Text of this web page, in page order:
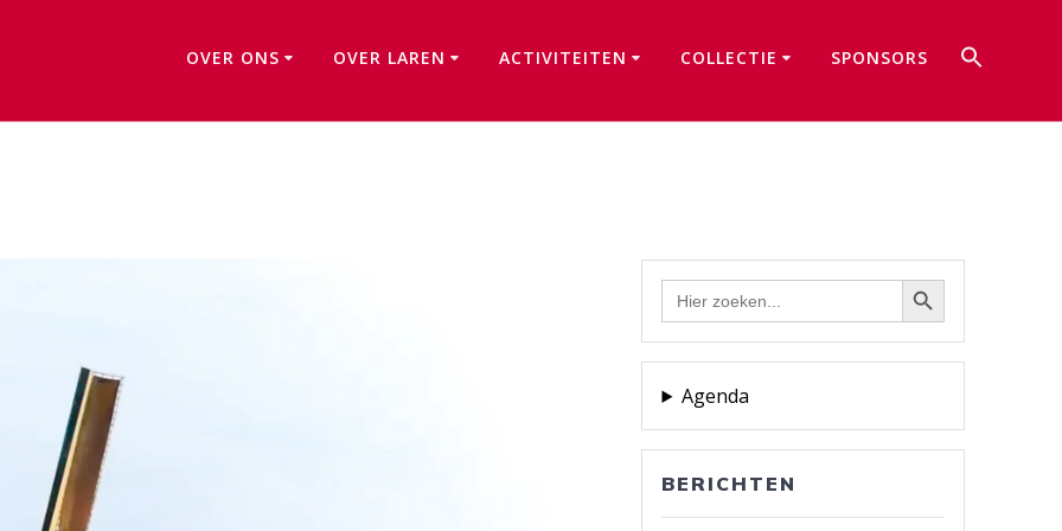
OVER ONS OVER LAREN ACTIVITEITEN COLLECTIE SPONSORS
Zoek
naar:
Zoekknop
Agenda
BERICHTEN